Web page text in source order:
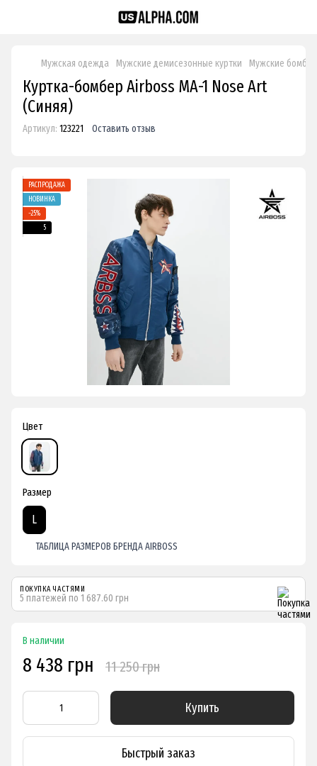
Мужская одежда Мужские демисезонные куртки Мужские
Куртка-бомбер Airboss MA-1 Nose Art
(Синяя)
Артикул: 123221 Оставить отзыв
РАСПРОДАЖА
НОВИНКА
−25%
5
Цвет
Размер
L
ТАБЛИЦА РАЗМЕРОВ БРЕНДА AIRBOSS
ПОКУПКА ЧАСТЯМИ
5 платежей по 1 687.60 грн
В наличии
8 438 грн 11 250 грн
Купить
Быстрый заказ